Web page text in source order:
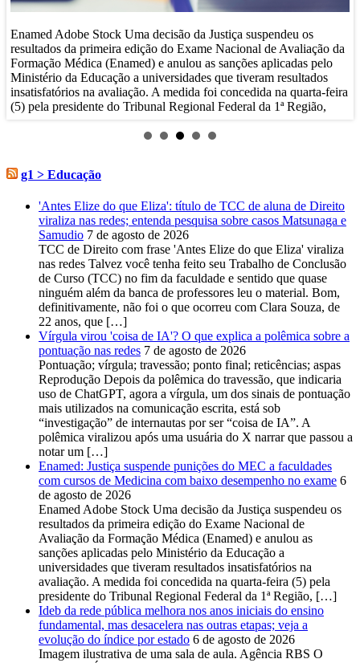
Enamed Adobe Stock Uma decisão da Justiça suspendeu os
resultados da primeira edição do Exame Nacional de Avaliação da
Formação Médica (Enamed) e anulou as sanções aplicadas pelo
Ministério da Educação a universidades que tiveram resultados
insatisfatórios na avaliação. A medida foi concedida na quarta-feira
(5) pela presidente do Tribunal Regional Federal da 1ª Região,
g1 > Educação
'Antes Elize do que Eliza': título de TCC de aluna de Direito
viraliza nas redes; entenda pesquisa sobre casos Matsunaga e
Samudio 7 de agosto de 2026
TCC de Direito com frase 'Antes Elize do que Eliza' viraliza
nas redes Talvez você tenha feito seu Trabalho de Conclusão
de Curso (TCC) no fim da faculdade e sentido que quase
ninguém além da banca de professores leu o material. Bom,
definitivamente, não foi o que ocorreu com Clara Souza, de
22 anos, que […]
Vírgula virou 'coisa de IA'? O que explica a polêmica sobre a
pontuação nas redes 7 de agosto de 2026
Pontuação; vírgula; travessão; ponto final; reticências; aspas
Reprodução Depois da polêmica do travessão, que indicaria
uso de ChatGPT, agora a vírgula, um dos sinais de pontuação
mais utilizados na comunicação escrita, está sob
“investigação” de internautas por ser “coisa de IA”. A
polêmica viralizou após uma usuária do X narrar que passou a
notar um […]
Enamed: Justiça suspende punições do MEC a faculdades
com cursos de Medicina com baixo desempenho no exame 6
de agosto de 2026
Enamed Adobe Stock Uma decisão da Justiça suspendeu os
resultados da primeira edição do Exame Nacional de
Avaliação da Formação Médica (Enamed) e anulou as
sanções aplicadas pelo Ministério da Educação a
universidades que tiveram resultados insatisfatórios na
avaliação. A medida foi concedida na quarta-feira (5) pela
presidente do Tribunal Regional Federal da 1ª Região, […]
Ideb da rede pública melhora nos anos iniciais do ensino
fundamental, mas desacelera nas outras etapas; veja a
evolução do índice por estado 6 de agosto de 2026
Imagem ilustrativa de uma sala de aula. Agência RBS O